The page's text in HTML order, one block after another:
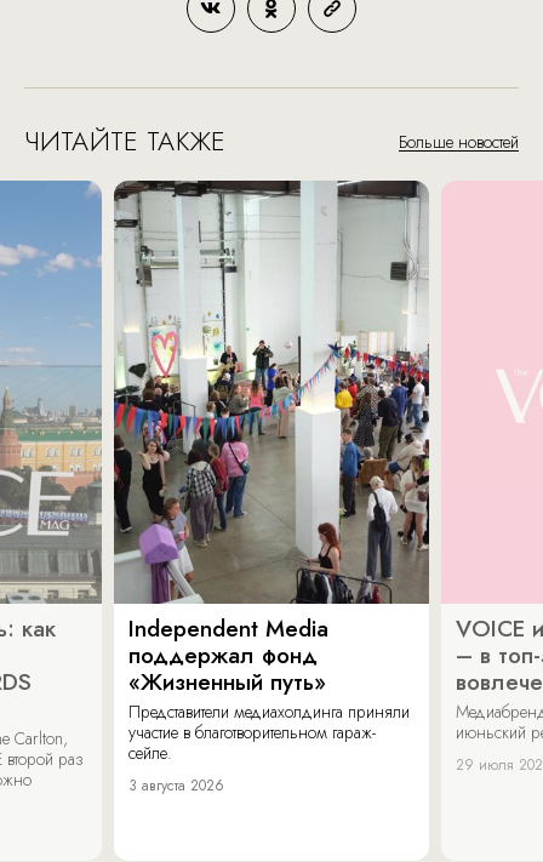
ЧИТАЙТЕ ТАКЖЕ Больше новостей
как
Carlton,
раз
Independent Media
поддержал фонд
«Жизненный путь»
Представители медиахолдинга приняли
участие в благотворительном гараж-
сейле.
3 августа 2026
VOICE
– в
июньский
29 июля